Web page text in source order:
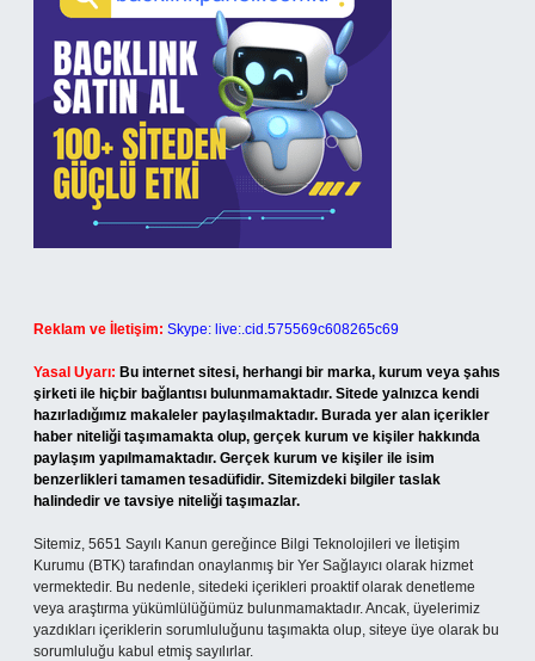
Reklam ve İletişim: Skype: live:.cid.575569c608265c69
Yasal Uyarı: Bu internet sitesi, herhangi bir marka, kurum veya şahıs
şirketi ile hiçbir bağlantısı bulunmamaktadır. Sitede yalnızca kendi
hazırladığımız makaleler paylaşılmaktadır. Burada yer alan içerikler
haber niteliği taşımamakta olup, gerçek kurum ve kişiler hakkında
paylaşım yapılmamaktadır. Gerçek kurum ve kişiler ile isim
benzerlikleri tamamen tesadüfidir. Sitemizdeki bilgiler taslak
halindedir ve tavsiye niteliği taşımazlar.
Sitemiz, 5651 Sayılı Kanun gereğince Bilgi Teknolojileri ve İletişim
Kurumu (BTK) tarafından onaylanmış bir Yer Sağlayıcı olarak hizmet
vermektedir. Bu nedenle, sitedeki içerikleri proaktif olarak denetleme
veya araştırma yükümlülüğümüz bulunmamaktadır. Ancak, üyelerimiz
yazdıkları içeriklerin sorumluluğunu taşımakta olup, siteye üye olarak bu
sorumluluğu kabul etmiş sayılırlar.